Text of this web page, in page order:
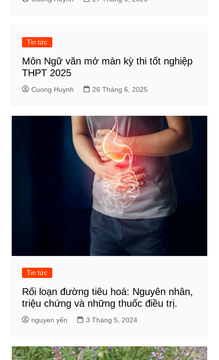
Tin tức
Môn Ngữ văn mở màn kỳ thi tốt nghiệp
THPT 2025
Cuong Huynh 26 Tháng 6, 2025
Tin tức
Rối loạn đường tiêu hoá: Nguyên nhân,
triệu chứng và những thuốc điều trị.
nguyen yến 3 Tháng 5, 2024